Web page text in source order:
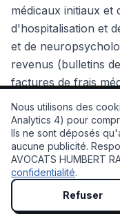
médicaux initiaux et
d'hospitalisation et
et de
revenus (bulletins
factures de frais
d'adaptation du
frais d'assistance
ou rapport de
l'impact sur votre
proches, rapports
guidera dans cette
vous.
Nous utilisons des
Analytics 4) pour
Ils ne sont déposés
aucune publicité.
AVOCATS HUMBERT
confidentialité.
Refuser